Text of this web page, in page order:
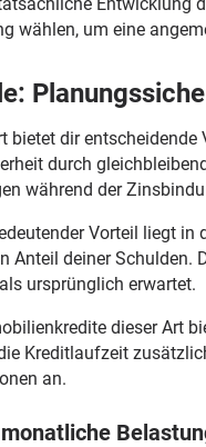
wählen, um eine
bietet dir
durch
während der
Vorteil liegt
Anteil deiner
ursprünglich erwartet.
dieser Art
Kreditlaufzeit
an.